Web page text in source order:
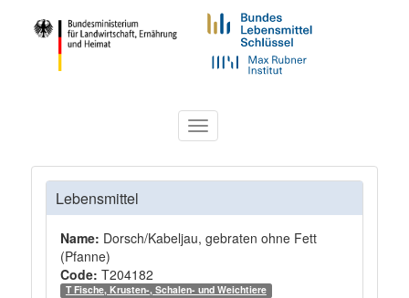
Toggle
navigation
Lebensmittel
Name: Dorsch/Kabeljau, gebraten ohne Fett
(Pfanne)
Code: T204182
T Fische, Krusten-, Schalen- und Weichtiere